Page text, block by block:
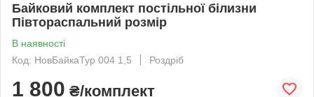
Байковий комплект постільної білизни
Півтораспальний розмір
В наявності
Код: НовБайкаТур 004 1,5
Роздріб
1 800 ₴/комплект